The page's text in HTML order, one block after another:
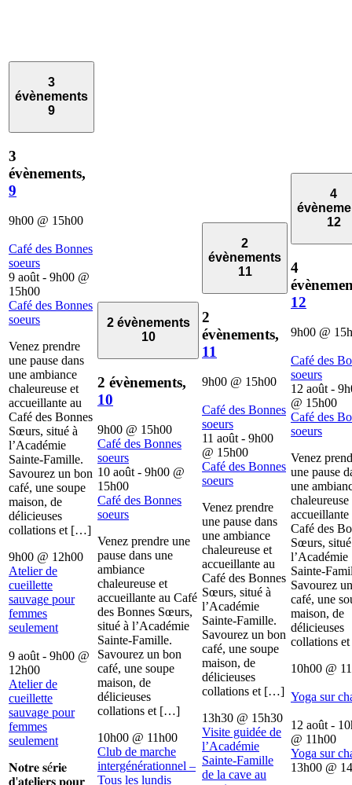
3
évènements
9
3
évènements,
9
9h00 @ 15h00
Café des Bonnes
soeurs
9 août - 9h00 @
15h00
Café des Bonnes
soeurs
Venez prendre
une pause dans
une ambiance
chaleureuse et
accueillante au
Café des Bonnes
Sœurs, situé à
l’Académie
Sainte-Famille.
Savourez un bon
café, une soupe
maison, de
délicieuses
collations et […]
9h00 @ 12h00
Atelier de
cueillette
sauvage pour
femmes
seulement
9 août - 9h00 @
12h00
Atelier de
cueillette
sauvage pour
femmes
seulement
𝐍𝐨𝐭𝐫𝐞 𝐬é𝐫𝐢𝐞
𝐝'𝐚𝐭𝐞𝐥𝐢𝐞𝐫𝐬 𝐩𝐨𝐮𝐫
2 évènements
10
2 évènements,
10
9h00 @ 15h00
Café des Bonnes
soeurs
10 août - 9h00 @
15h00
Café des Bonnes
soeurs
Venez prendre une
pause dans une
ambiance
chaleureuse et
accueillante au Café
des Bonnes Sœurs,
situé à l’Académie
Sainte-Famille.
Savourez un bon
café, une soupe
maison, de
délicieuses
collations et […]
10h00 @ 11h00
Club de marche
intergénérationnel –
Tous les lundis
2
évènements
11
2
évènements,
11
9h00 @ 15h00
Café des Bonnes
soeurs
11 août - 9h00
@ 15h00
Café des Bonnes
soeurs
Venez prendre
une pause dans
une ambiance
chaleureuse et
accueillante au
Café des Bonnes
Sœurs, situé à
l’Académie
Sainte-Famille.
Savourez un bon
café, une soupe
maison, de
délicieuses
collations et […]
13h30 @ 15h30
Visite guidée de
l’Académie
Sainte-Famille
de la cave au
4
12
4
12
9h00 @
Café des
soeurs
12 août -
@ 15h00
Café des
soeurs
Venez
une pause
une
chaleureuse
accueillante
Café des
Sœurs,
l’Académie
Sainte-
Savourez
café, une
maison, de
délicieuses
collations
10h00 @
Yoga sur
12 août -
@ 11h00
Yoga sur
13h00 @